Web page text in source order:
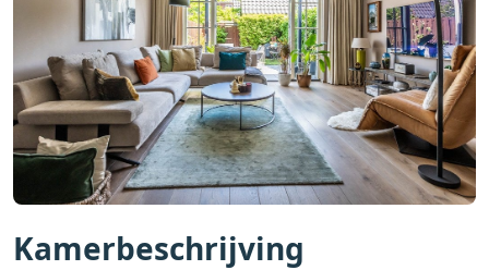
Kamerbeschrijving